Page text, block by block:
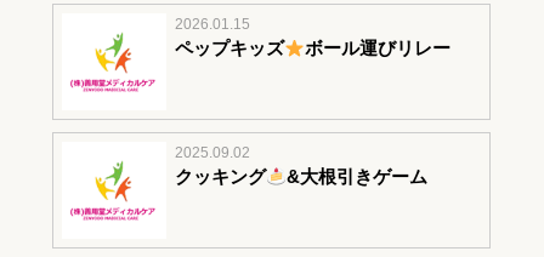
2026.01.15
ペップキッズ ボール運びリレー
2025.09.02
クッキング &大根引きゲーム